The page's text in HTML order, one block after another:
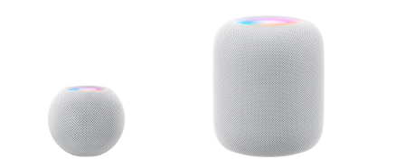
步
了
解
HomePod<